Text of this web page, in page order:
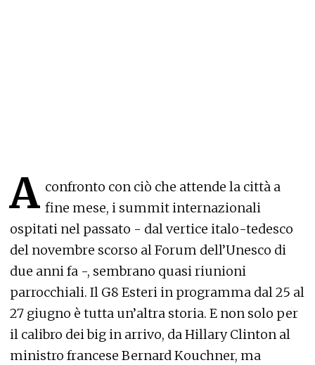
A confronto con ciò che attende la città a
fine mese, i summit internazionali
ospitati nel passato - dal vertice italo-tedesco
del novembre scorso al Forum dell’Unesco di
due anni fa -, sembrano quasi riunioni
parrocchiali. Il G8 Esteri in programma dal 25 al
27 giugno è tutta un’altra storia. E non solo per
il calibro dei big in arrivo, da Hillary Clinton al
ministro francese Bernard Kouchner, ma